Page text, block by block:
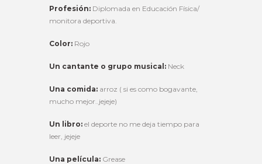
Profesión: Diplomada en Educación Física/
monitora deportiva.
Color: Rojo
Un cantante o grupo musical: Neck
Una comida: arroz ( si es como bogavante,
mucho mejor..jejeje)
Un libro: el deporte no me deja tiempo para
leer, jejeje
Una película: Grease